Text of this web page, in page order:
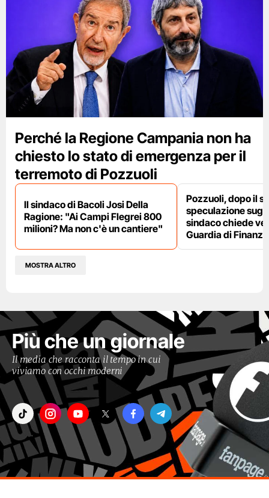
Perché la Regione Campania non ha
chiesto lo stato di emergenza per il
terremoto di Pozzuoli
Il sindaco di Bacoli Josi Della
Ragione: "Ai Campi Flegrei 800
milioni? Ma non c'è un cantiere"
Pozzuoli, dopo il
speculazione
sindaco chiede
Guardia di Finanza
MOSTRA ALTRO
Più che un giornale
Il media che racconta il tempo in cui
viviamo con occhi moderni